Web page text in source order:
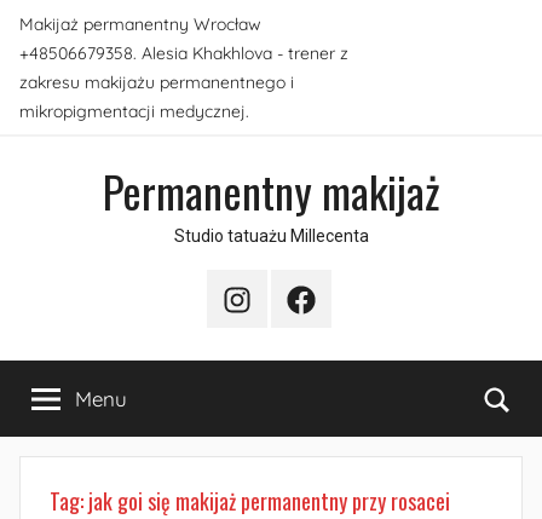
Przejdź
do
treści
Makijaż permanentny Wrocław
+48506679358. Alesia Khakhlova - trener z
zakresu makijażu permanentnego i
mikropigmentacji medycznej.
Permanentny makijaż
Studio tatuażu Millecenta
InstagramFacebook
Menu
Tag:jak goi się makijaż permanentny przy rosacei